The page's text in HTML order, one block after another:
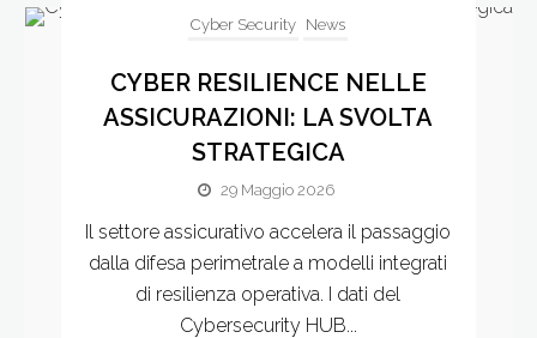
Cyber Security News
CYBER RESILIENCE NELLE
ASSICURAZIONI: LA SVOLTA
STRATEGICA
29 Maggio 2026
Il settore assicurativo accelera il passaggio
dalla difesa perimetrale a modelli integrati
di resilienza operativa. I dati del
Cybersecurity HUB...